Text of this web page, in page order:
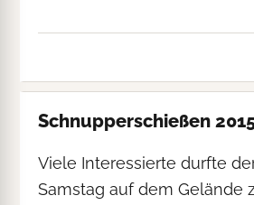
Schnupperschießen
Viele Interessierte durfte
Samstag auf dem Gelände